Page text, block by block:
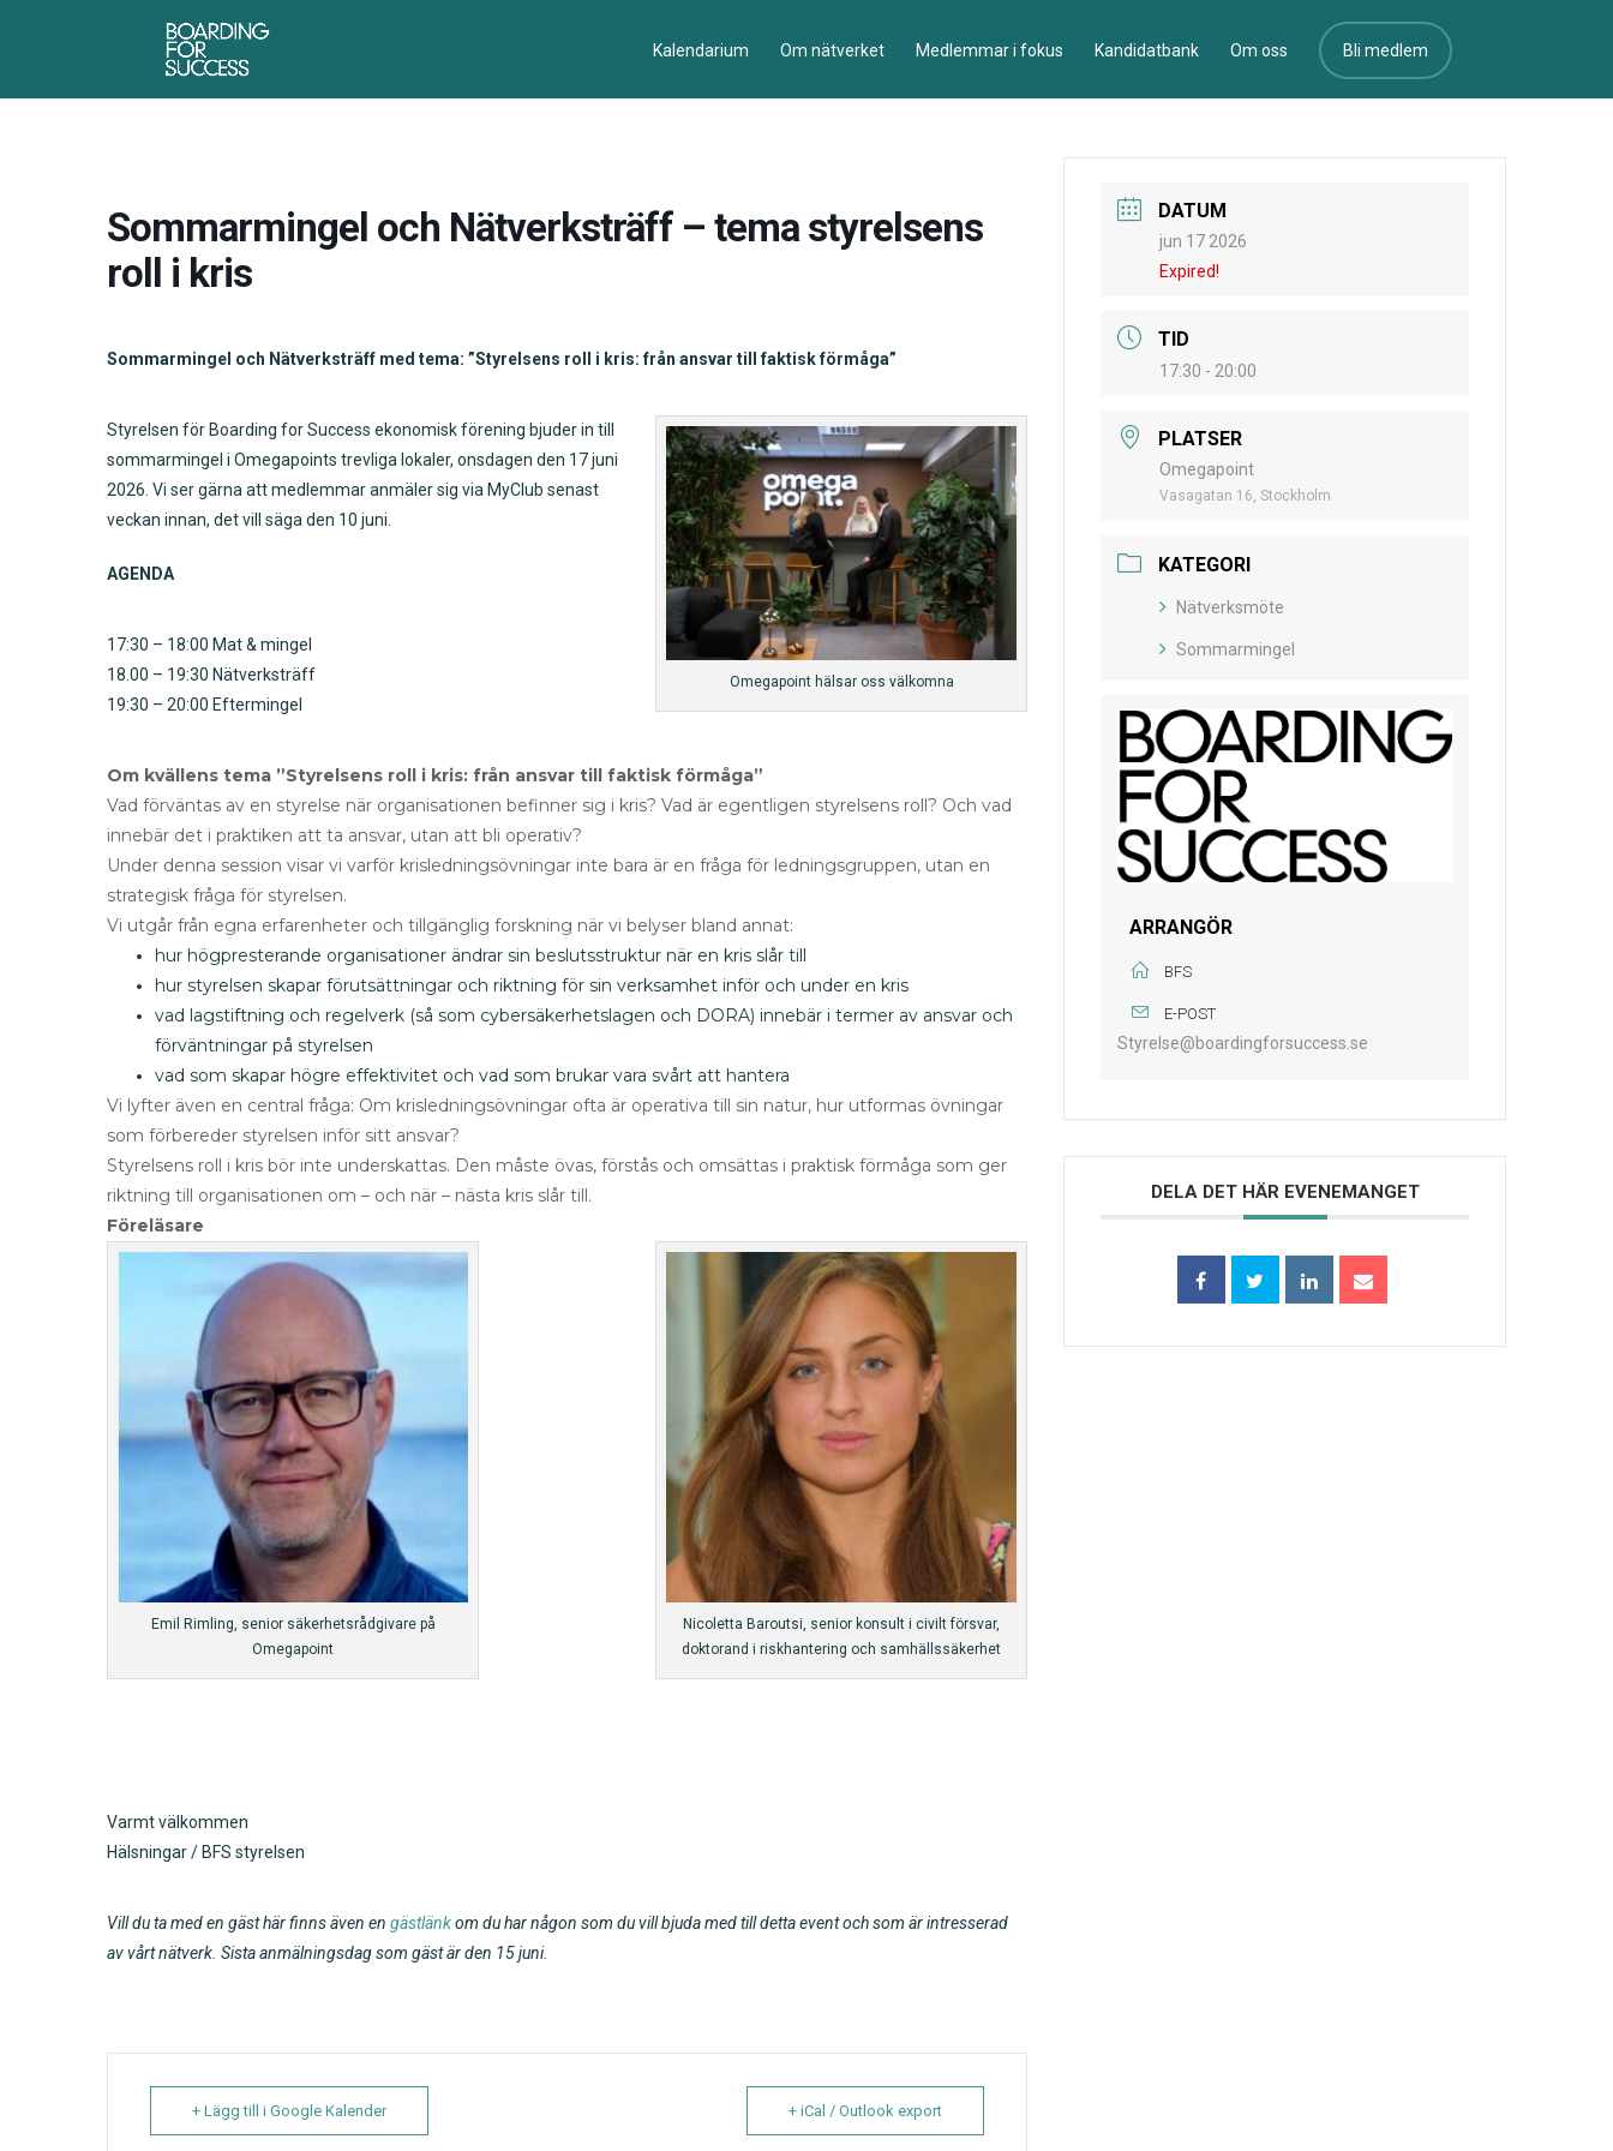
Kalendarium Om nätverket Medlemmar i fokus Kandidatbank Om oss Bli medlem
Sommarmingel och Nätverksträff – tema styrelsens
roll i kris
Sommarmingel och Nätverksträff med tema: ”Styrelsens roll i kris: från ansvar till faktisk förmåga”
Omegapoint hälsar oss välkomna
Styrelsen för Boarding for Success ekonomisk förening bjuder in till
sommarmingel i Omegapoints trevliga lokaler, onsdagen den 17 juni
2026. Vi ser gärna att medlemmar anmäler sig via MyClub senast
veckan innan, det vill säga den 10 juni.
AGENDA
17:30 – 18:00 Mat & mingel
18.00 – 19:30 Nätverksträff
19:30 – 20:00 Eftermingel
Om kvällens tema ”Styrelsens roll i kris: från ansvar till faktisk förmåga”
Vad förväntas av en styrelse när organisationen befinner sig i kris? Vad är egentligen styrelsens roll? Och vad
innebär det i praktiken att ta ansvar, utan att bli operativ?
Under denna session visar vi varför krisledningsövningar inte bara är en fråga för ledningsgruppen, utan en
strategisk fråga för styrelsen.
Vi utgår från egna erfarenheter och tillgänglig forskning när vi belyser bland annat:
hur högpresterande organisationer ändrar sin beslutsstruktur när en kris slår till
hur styrelsen skapar förutsättningar och riktning för sin verksamhet inför och under en kris
vad lagstiftning och regelverk (så som cybersäkerhetslagen och DORA) innebär i termer av ansvar och
förväntningar på styrelsen
vad som skapar högre effektivitet och vad som brukar vara svårt att hantera
Vi lyfter även en central fråga: Om krisledningsövningar ofta är operativa till sin natur, hur utformas övningar
som förbereder styrelsen inför sitt ansvar?
Styrelsens roll i kris bör inte underskattas. Den måste övas, förstås och omsättas i praktisk förmåga som ger
riktning till organisationen om – och när – nästa kris slår till.
Föreläsare
Emil Rimling, senior säkerhetsrådgivare på
Omegapoint
Nicoletta Baroutsi, senior konsult i civilt försvar,
doktorand i riskhantering och samhällssäkerhet
Varmt välkommen
Hälsningar / BFS styrelsen
Vill du ta med en gäst här finns även en gästlänkom du har någon som du vill bjuda med till detta event och som är intresserad
av vårt nätverk. Sista anmälningsdag som gäst är den 15 juni.
+ Lägg till i Google Kalender + iCal / Outlook export
DATUM
jun 17 2026
Expired!
TID
17:30 - 20:00
PLATSER
Omegapoint
Vasagatan 16, Stockholm
KATEGORI
Nätverksmöte
Sommarmingel
ARRANGÖR
BFS
E-POST
Styrelse@boardingforsuccess.se
DELA DET HÄR EVENEMANGET